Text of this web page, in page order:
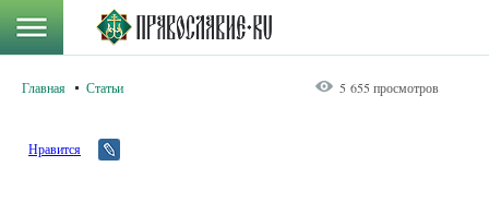
Главная Статьи 5 655 просмотров
Нравится